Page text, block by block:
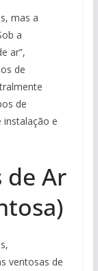
mas a
a
ar”,
de
de
e
de Ar
ventosas de